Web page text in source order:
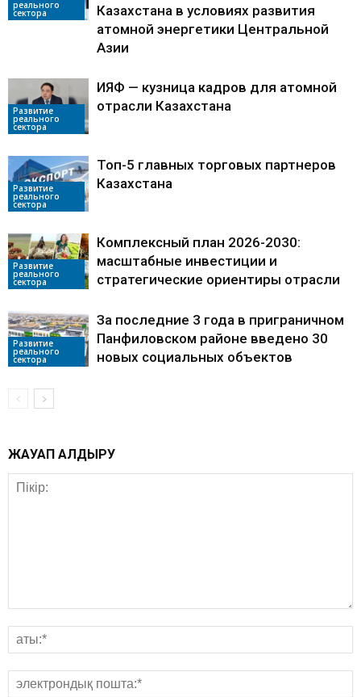
реального
сектора
Казахстана в условиях развития
атомной энергетики Центральной
Азии
Развитие
реального
сектора
ИЯФ — кузница кадров для атомной
отрасли Казахстана
Развитие
реального
сектора
Топ-5 главных торговых партнеров
Казахстана
Развитие
реального
сектора
Комплексный план 2026-2030:
масштабные инвестиции и
стратегические ориентиры отрасли
Развитие
реального
сектора
За последние 3 года в приграничном
Панфиловском районе введено 30
новых социальных объектов
ЖАУАП ҚАЛДЫРУ